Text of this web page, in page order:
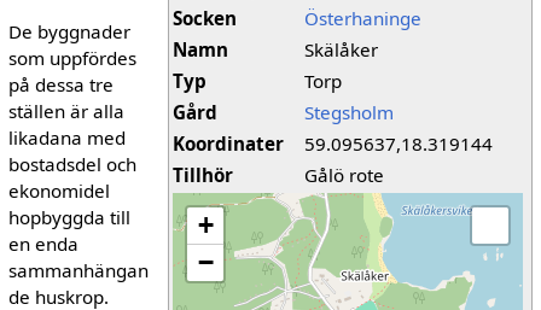
Socken
Österhaninge
Namn
Skälåker
Typ
Torp
Gård
Stegsholm
Koordinater
59.095637,18.319144
Tillhör
Gålö rote
+
−
De byggnader
som uppfördes
på dessa tre
ställen är alla
likadana med
bostadsdel och
ekonomidel
hopbyggda till
en enda
sammanhängan
de huskrop.